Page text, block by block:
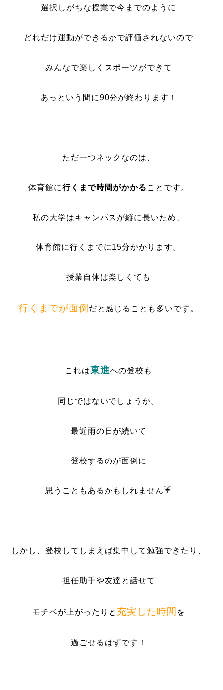
選択しがちな授業で今までのように
どれだけ運動ができるかで評価されないので
みんなで楽しくスポーツができて
あっという間に90分が終わります！
ただ一つネックなのは、
体育館に行くまで時間がかかる ことです。
私の大学はキャンパスが縦に長いため、
体育館に行くまでに15分かかります。
授業自体は楽しくても
行くまでが面倒 だと感じることも多いです。
これは東進への登校も
同じではないでしょうか。
最近雨の日が続いて
登校するのが面倒に
思うこともあるかもしれません☔
しかし、登校してしまえば集中して勉強できたり、
担任助手や友達と話せて
モチベが上がったりと 充実した時間 を
過ごせるはずです！